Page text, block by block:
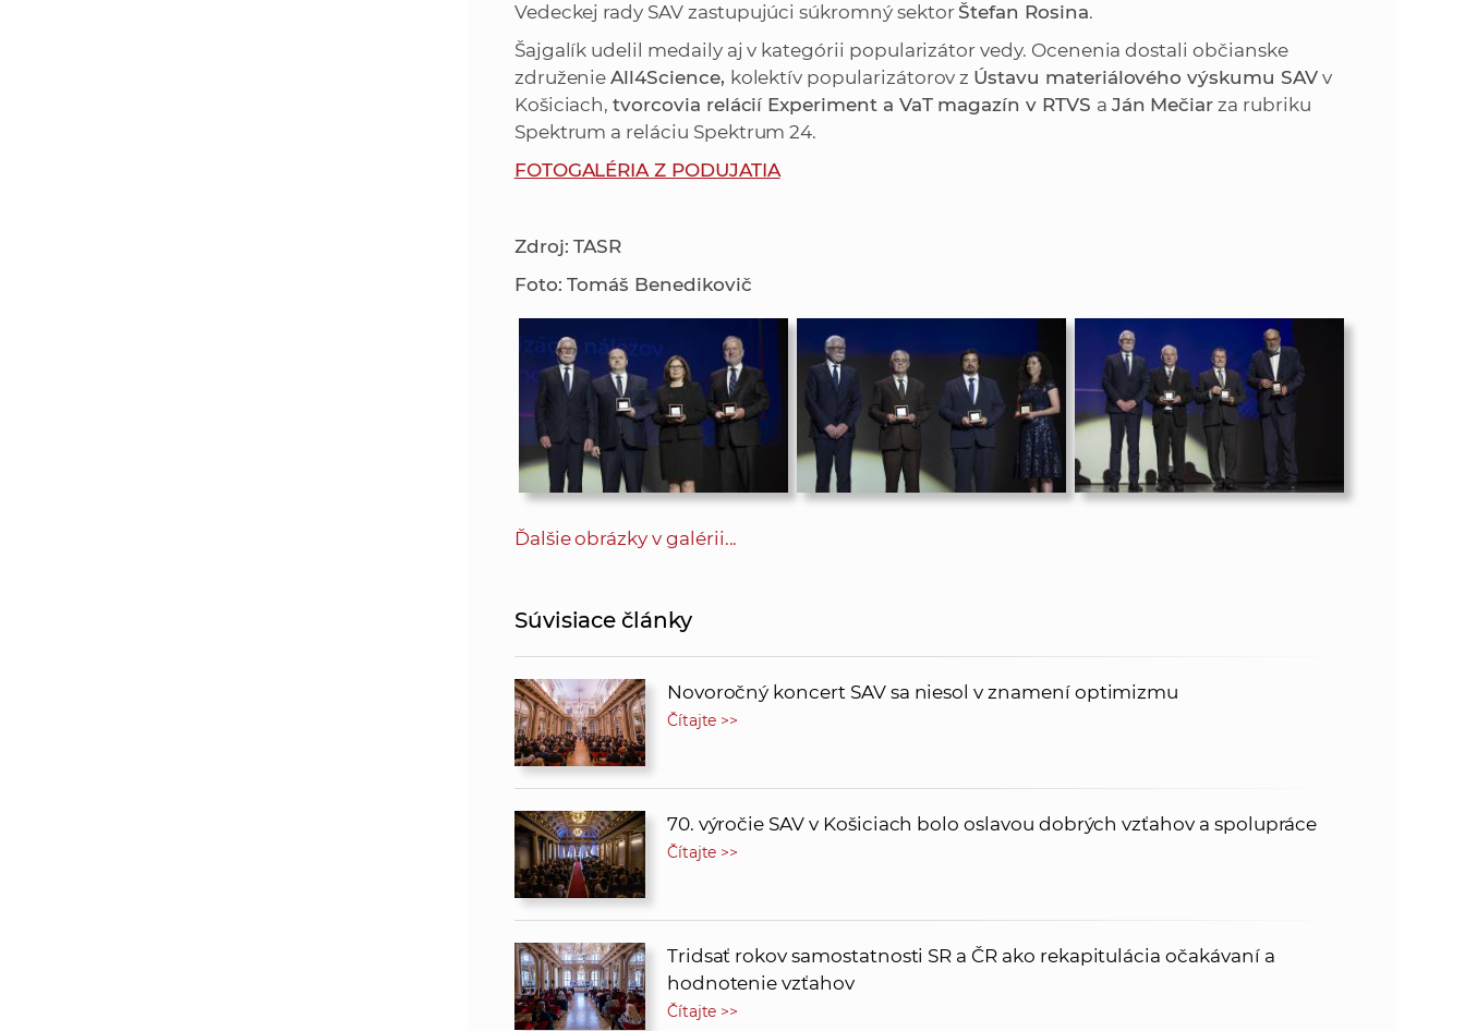
Vedeckej rady SAV zastupujúci súkromný sektor Štefan Rosina.
Šajgalík udelil medaily aj v kategórii popularizátor vedy. Ocenenia dostali občianske
združenieAll4Science, kolektív popularizátorov z Ústavu materiálového výskumu SAVv
Košiciach,tvorcovia relácií Experiment a VaT magazín v RTVS a Ján Mečiar za rubriku
Spektrum a reláciu Spektrum 24.
FOTOGALÉRIA Z PODUJATIA
Zdroj: TASR
Foto: Tomáš Benedikovič
Ďalšie obrázky v galérii...
Súvisiace články
Novoročný koncert SAV sa niesol v znamení optimizmu
Čítajte >>
70. výročie SAV v Košiciach bolo oslavou dobrých vzťahov a spolupráce
Čítajte >>
Tridsať rokov samostatnosti SR a ČR ako rekapitulácia očakávaní a
hodnotenie vzťahov
Čítajte >>